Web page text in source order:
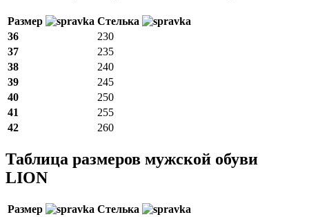
Размер
Стелька
36
230
37
235
38
240
39
245
40
250
41
255
42
260
Таблица размеров мужской обуви
LION
Размер
Стелька